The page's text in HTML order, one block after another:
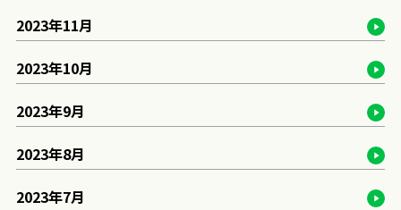
2023年11月
2023年10月
2023年9月
2023年8月
2023年7月